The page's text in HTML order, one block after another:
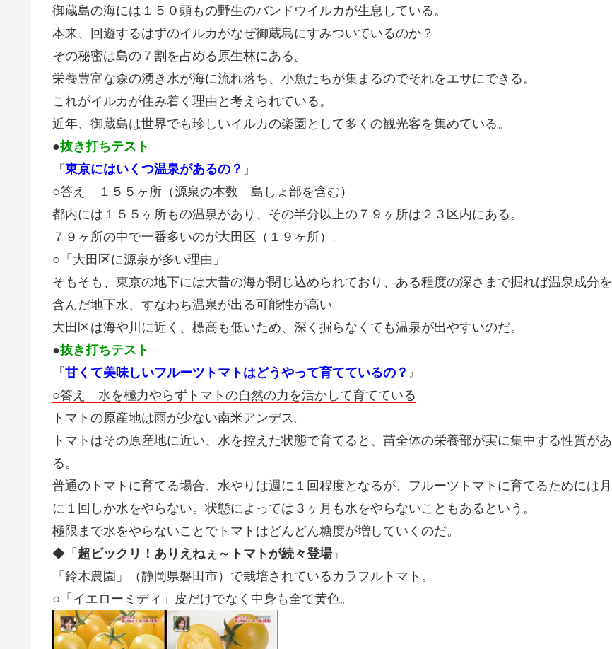
御蔵島の海には１５０頭もの野生のバンドウイルカが生息している。
本来、回遊するはずのイルカがなぜ御蔵島にすみついているのか？
その秘密は島の７割を占める原生林にある。
栄養豊富な森の湧き水が海に流れ落ち、小魚たちが集まるのでそれをエサにできる。
これがイルカが住み着く理由と考えられている。
近年、御蔵島は世界でも珍しいイルカの楽園として多くの観光客を集めている。
●抜き打ちテスト
『東京にはいくつ温泉があるの？ 』
○答え １５５ヶ所（源泉の本数 島しょ部を含む）
都内には１５５ヶ所もの温泉があり、その半分以上の７９ヶ所は２３区内にある。
７９ヶ所の中で一番多いのが大田区（１９ヶ所）。
○「大田区に源泉が多い理由」
そもそも、東京の地下には大昔の海が閉じ込められており、ある程度の深さまで掘れば温泉成分を
含んだ地下水、すなわち温泉が出る可能性が高い。
大田区は海や川に近く、標高も低いため、深く掘らなくても温泉が出やすいのだ。
●抜き打ちテスト
『甘くて美味しいフルーツトマトはどうやって育てているの？ 』
○答え 水を極力やらずトマトの自然の力を活かして育てている
トマトの原産地は雨が少ない南米アンデス。
トマトはその原産地に近い、水を控えた状態で育てると、苗全体の栄養部が実に集中する性質があ
る。
普通のトマトに育てる場合、水やりは週に１回程度となるが、フルーツトマトに育てるためには月
に１回しか水をやらない。状態によっては３ヶ月も水をやらないこともあるという。
極限まで水をやらないことでトマトはどんどん糖度が増していくのだ。
◆「 超ビックリ！ありえねぇ～トマトが続々登場」
「鈴木農園」（静岡県磐田市）で栽培されているカラフルトマト。
○「イエローミディ」皮だけでなく中身も全て黄色。